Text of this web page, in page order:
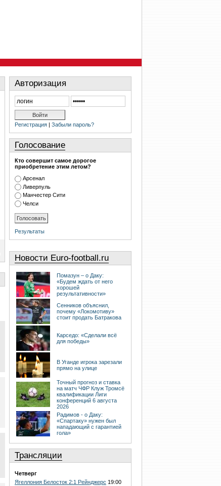
Авторизация
Регистрация | Забыли пароль?
Голосование
Кто совершит самое дорогое
приобретение этим летом?
Арсенал
Ливерпуль
Манчестер Сити
Челси
Результаты
Новости Euro-football.ru
Помазун – о Даку:
«Будем ждать от него
хорошей
результативности»
Сенников объяснил,
почему «Локомотиву»
стоит продать Батракова
Карседо: «Сделали всё
для победы»
В Уганде игрока зарезали
прямо на улице
Точный прогноз и ставка
на матч ЧФР Клуж Тромсё
квалификации Лиги
конференций 6 августа
2026
Радимов - о Даку:
«Спартаку» нужен был
нападающий с гарантией
гола»
Трансляции
Четверг
Ягеллония Белосток 2:1 Рейнджерс 19:00